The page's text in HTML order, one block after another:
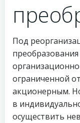
Под
ограниченной
акционерным.
в
осуществить